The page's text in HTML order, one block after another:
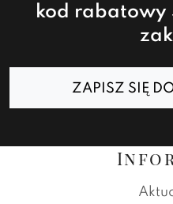
kod rabatowy
ZAPISZ SIĘ